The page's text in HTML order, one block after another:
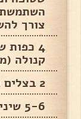
צורך
קנולה
2 בצלים גדולים קצוצים דק.
5-6 שיני שום שמנמנות כתושות.